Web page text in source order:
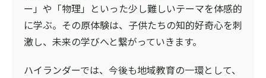
ー」や「物理」といった少し難しいテーマを体感的
に学ぶ。その原体験は、子供たちの知的好奇心を刺
激し、未来の学びへと繋がっていきます。
ハイランダーでは、今後も地域教育の一環として、